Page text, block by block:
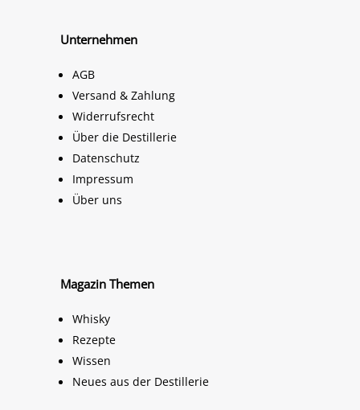
Unternehmen
AGB
Versand & Zahlung
Widerrufsrecht
Über die Destillerie
Datenschutz
Impressum
Über uns
Magazin Themen
Whisky
Rezepte
Wissen
Neues aus der Destillerie